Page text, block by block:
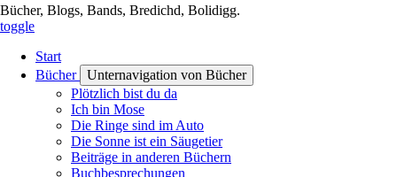
Bücher, Blogs, Bands, Bredichd, Bolidigg.
toggle
Start
Bücher
Unternavigation von Bücher
Plötzlich bist du da
Ich bin Mose
Die Ringe sind im Auto
Die Sonne ist ein Säugetier
Beiträge in anderen Büchern
Buchbesprechungen